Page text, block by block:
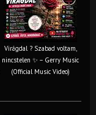
Virágdal ? Szabad voltam,
nincstelen ✨ – Gerry Music
(Official Music Video)